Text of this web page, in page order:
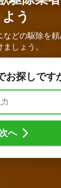
よう
どの駆除を頼
しょう。
お探しです
次へ